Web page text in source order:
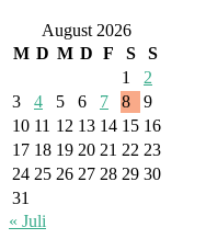
August 2026
M D M D F S
S
1
2
3
4 5 6 7 8
9
10 11 12 13 14 15 16
17 18 19 20 21 22 23
24 25 26 27 28 29 30
31
« Juli